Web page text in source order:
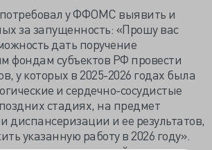
у ФФОМС выявить и
за запущенность: «Прошу вас
дать поручение
фондам субъектов РФ провести
у которых в 2025-2026 годах была
и сердечно-сосудистые
стадиях, на предмет
диспансеризации и ее результатов,
указанную работу в 2026 году».